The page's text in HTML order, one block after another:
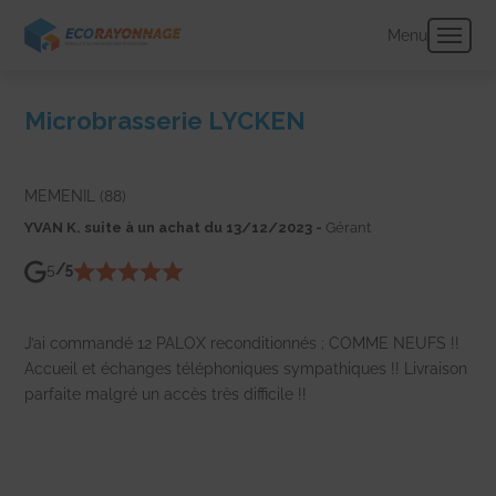
Menu
Microbrasserie LYCKEN
MEMENIL (88)
YVAN K. suite à un achat du 13/12/2023 - Gérant
5/5
J’ai commandé 12 PALOX reconditionnés ; COMME NEUFS !!
Accueil et échanges téléphoniques sympathiques !! Livraison
parfaite malgré un accès très difficile !!